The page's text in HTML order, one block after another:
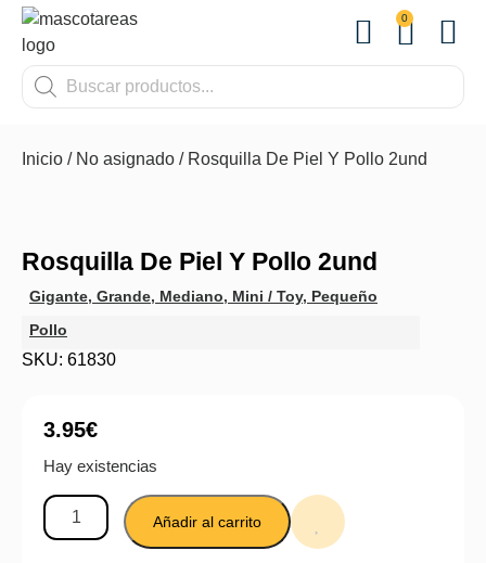
0
Inicio / No asignado / Rosquilla De Piel Y Pollo 2und
Rosquilla De Piel Y Pollo 2und
Gigante, Grande, Mediano, Mini / Toy, Pequeño
Pollo
SKU: 61830
3.95€
Hay existencias
Añadir al carrito